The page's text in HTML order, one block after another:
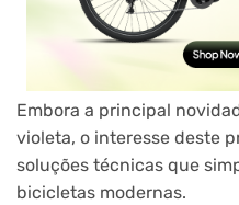
Embora a principal
violeta, o interesse deste
soluções técnicas que
bicicletas modernas.